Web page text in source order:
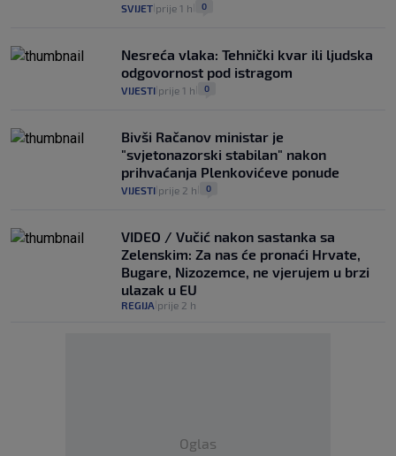
SVIJET prije 1 h 0
Nesreća vlaka: Tehnički kvar ili ljudska
odgovornost pod istragom
VIJESTI prije 1 h 0
Bivši Račanov ministar je
"svjetonazorski stabilan" nakon
prihvaćanja Plenkovićeve ponude
VIJESTI prije 2 h 0
VIDEO / Vučić nakon sastanka sa
Zelenskim: Za nas će pronaći Hrvate,
Bugare, Nizozemce, ne vjerujem u brzi
ulazak u EU
REGIJA prije 2 h
Oglas